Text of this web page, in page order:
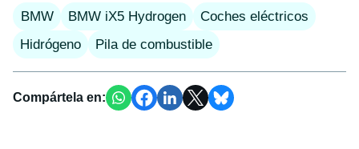
BMW BMW iX5 Hydrogen
Coches eléctricos
Hidrógeno
Pila de combustible
Compártela en: